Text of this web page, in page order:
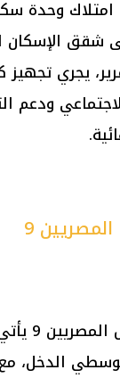
امتلاك وحدة
شقق الإسكان
يجري تجهيز
ودعم
9
الطرح
الدخل، مع